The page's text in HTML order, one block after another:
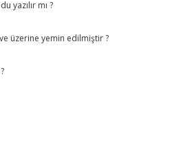
yazılır mı ?
üzerine yemin edilmiştir ?